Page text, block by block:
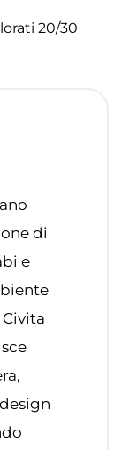
20/30
di
e